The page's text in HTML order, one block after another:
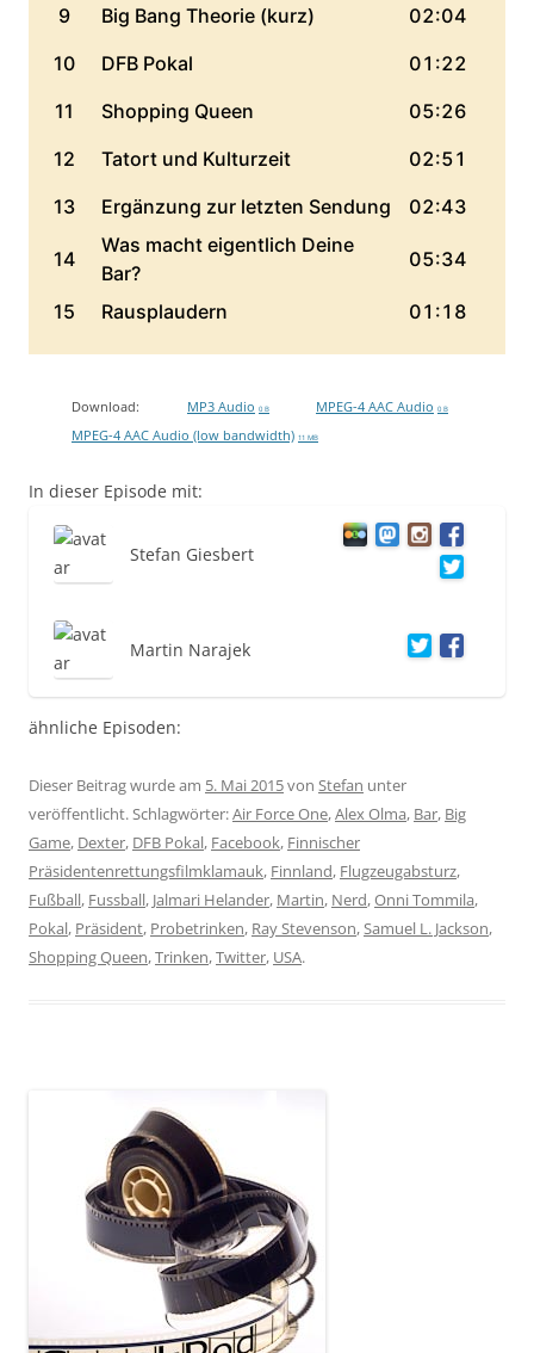
Download: MP3 Audio 0 B MPEG-4 AAC Audio 0 B
MPEG-4 AAC Audio (low bandwidth) 11 MB
In dieser Episode mit:
Stefan Giesbert
Martin Narajek
ähnliche Episoden:
Dieser Beitrag wurde am 5. Mai 2015von Stefan unter
veröffentlicht. Schlagwörter:Air Force One,Alex Olma, Bar, Big
Game, Dexter, DFB Pokal, Facebook, Finnischer
Präsidentenrettungsfilmklamauk, Finnland, Flugzeugabsturz,
Fußball, Fussball, Jalmari Helander, Martin, Nerd,Onni Tommila,
Pokal, Präsident, Probetrinken, Ray Stevenson,Samuel L. Jackson,
Shopping Queen,Trinken,Twitter, USA.